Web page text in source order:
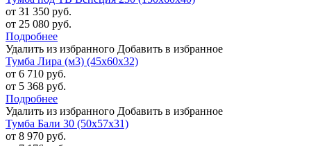
от 31 350 руб.
от 25 080 руб.
Подробнее
Удалить из избранного Добавить в избранное
Тумба Лира (м3) (45х60х32)
от 6 710 руб.
от 5 368 руб.
Подробнее
Удалить из избранного Добавить в избранное
Тумба Бали 30 (50х57х31)
от 8 970 руб.